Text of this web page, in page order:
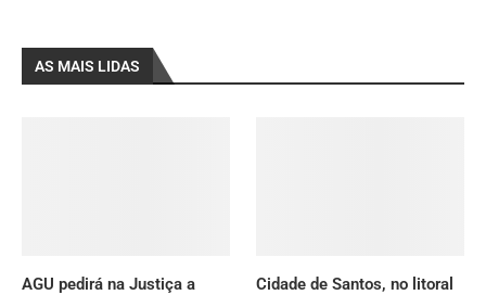
AS MAIS LIDAS
AGU pedirá na Justiça a
Cidade de Santos, no litoral